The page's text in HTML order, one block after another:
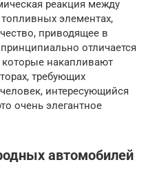
реакция между
элементах,
приводящее в
отличается
накапливают
требующих
интересующийся
очень элегантное
автомобилей